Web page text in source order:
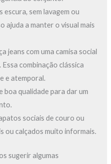
escura, sem lavagem ou
ajuda a manter o visual mais
jeans com uma camisa social
combinação clássica
e atemporal.
boa qualidade para dar um
sociais de couro ou
ou calçados muito informais.
sugerir algumas